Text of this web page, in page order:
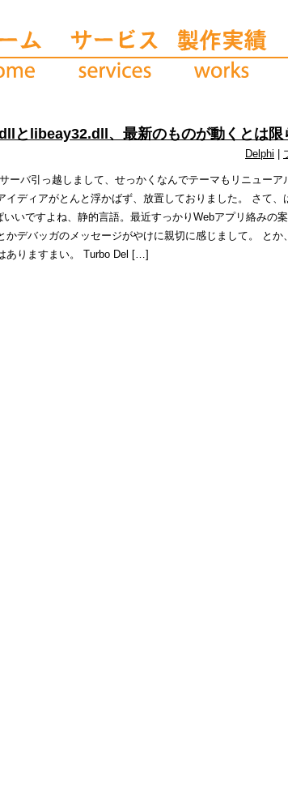
とlibeay32.dll、最新のものが動くとは限
Delphi
ーバ引っ越しまして、せっかくなんでテーマもリニューア
イディアがとんと浮かばず、放置しておりました。 さて、
いですよね、静的言語。最近すっかりWebアプリ絡みの
デバッガのメッセージがやけに親切に感じまして。 とか
ありますまい。 Turbo Del […]